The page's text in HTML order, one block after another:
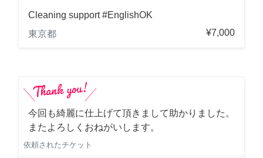
Cleaning support #EnglishOK
東京都
¥7,000
今回も綺麗に仕上げて頂きまして助かりました。
またよろしくおねがいします。
依頼されたチケット